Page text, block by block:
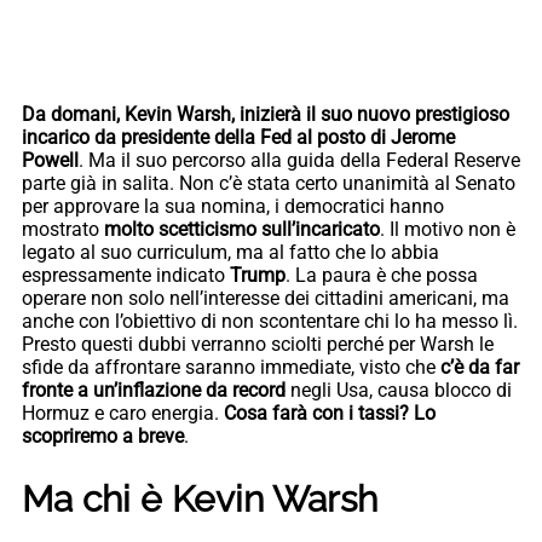
Da domani, Kevin Warsh, inizierà il suo nuovo prestigioso
incarico da presidente della Fed al posto di Jerome
Powell . Ma il suo percorso alla guida della Federal Reserve
parte già in salita. Non c’è stata certo unanimità al Senato
per approvare la sua nomina, i democratici hanno
mostrato molto scetticismo sull’incaricato. Il motivo non è
legato al suo curriculum, ma al fatto che lo abbia
espressamente indicato Trump. La paura è che possa
operare non solo nell’interesse dei cittadini americani, ma
anche con l’obiettivo di non scontentare chi lo ha messo lì.
Presto questi dubbi verranno sciolti perché per Warsh le
sfide da affrontare saranno immediate, visto che c’è da far
fronte a un’inflazione da record negli Usa, causa blocco di
Hormuz e caro energia. Cosa farà con i tassi? Lo
scopriremo a breve.
Ma chi è Kevin Warsh